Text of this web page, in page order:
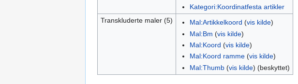
Kategori:Koordinatfesta artikler
Transkluderte maler (5)
Mal:Artikkelkoord (vis kilde)
Mal:Bm (vis kilde)
Mal:Koord (vis kilde)
Mal:Koord ramme(vis kilde)
Mal:Thumb(vis kilde) (beskyttet)